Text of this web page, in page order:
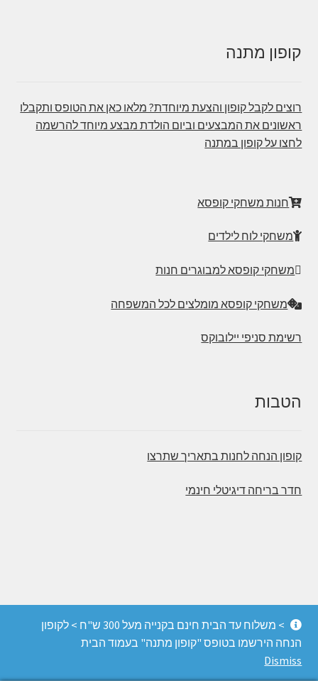
קופון מתנה
רוצים לקבל קופון והצעת מיוחדת? מלאו כאן את הטופס ותקבלו
ראשונים את המבצעים וביום הולדת מבצע מיוחד להרשמה
לחצו על קופון במתנה
חנות משחקי קופסא
משחקי לוח לילדים
משחקי קופסא למבוגרים חנות
משחקי קופסא מומלצים לכל המשפחה
רשימת סניפי יילובוקס
הטבות
קופון הנחה לחנות בתאריך שתרצו
חדר בריחה דיגיטלי חינמי
מחשבה 2026
החנות מופעלת על ידי Storefront ו-WooCommerce
> משלוח עד הבית חינם בקנייה מעל 300 ש"ח > לקופון
הנחה הירשמו בטופס "קופון מתנה" בעמוד הבית
Dismiss